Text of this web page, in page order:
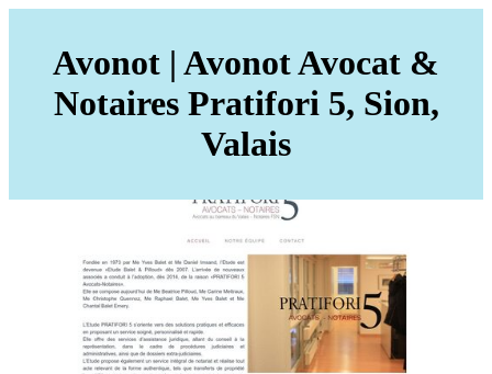
Avonot | Avonot Avocat &
Notaires Pratifori 5, Sion,
Valais